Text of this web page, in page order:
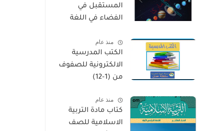
المستقبل في
الفضاء في اللغة
الخامس الفصل
الثاني
منذ عام
الكتب المدرسية
الالكترونية للصفوف
من (1-12)
منذ عام
كتاب مادة التربية
الاسلامية للصف